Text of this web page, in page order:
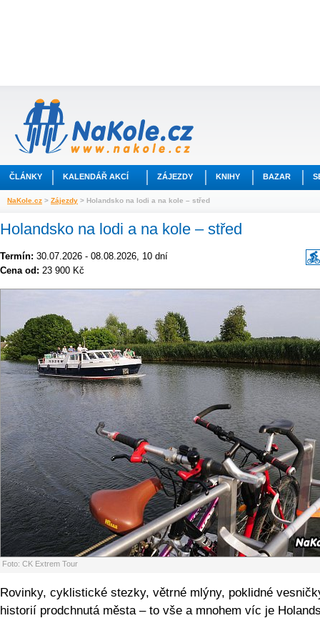
ČLÁNKY KALENDÁŘ AKCÍ ZÁJEZDY KNIHY BAZAR
NaKole.cz > Zájezdy > Holandsko na lodi a na kole – střed
Holandsko na lodi a na kole – střed
Termín: 30.07.2026 - 08.08.2026, 10 dní
Cena od: 23 900 Kč
Foto: CK Extrem Tour
Rovinky, cyklistické stezky, větrné mlýny, poklidné
historií prodchnutá města – to vše a mnohem víc je